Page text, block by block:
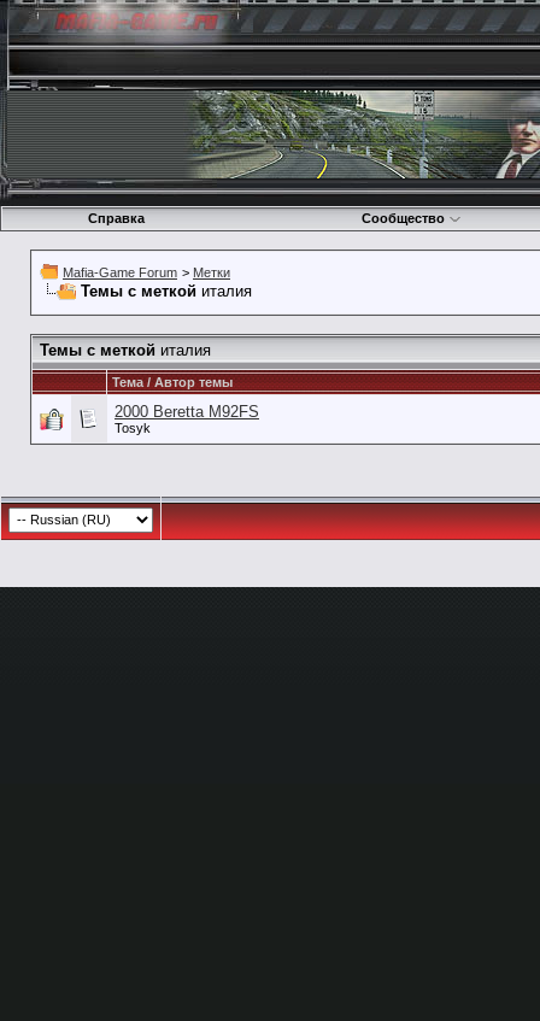
Справка Сообщество
Mafia-Game Forum > Метки
Темы с меткой италия
Темы с меткой италия
Тема / Автор темы
2000 Beretta M92FS
Tosyk